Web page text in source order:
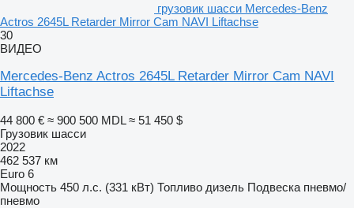
грузовик шасси Mercedes-Benz
Actros 2645L Retarder Mirror Cam NAVI Liftachse
30
ВИДЕО
Mercedes-Benz Actros 2645L Retarder Mirror Cam NAVI
Liftachse
44 800 € ≈ 900 500 MDL ≈ 51 450 $
Грузовик шасси
2022
462 537 км
Euro 6
Мощность 450 л.с. (331 кВт) Топливо дизель Подвеска пневмо/
пневмо